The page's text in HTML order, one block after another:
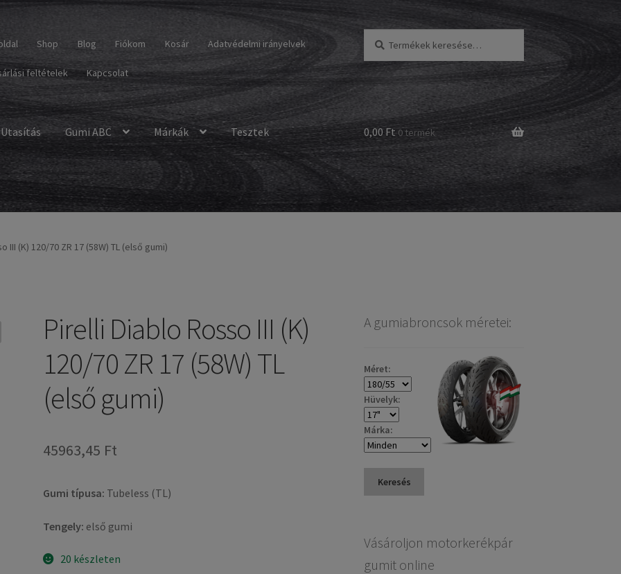
Shop Blog Fiókom Kosár Adatvédelmi irányelvek
feltételek Kapcsolat
következőre:
Utasítás Gumi ABC Márkák Tesztek 0,00 Ft 0 termék
III (K) 120/70 ZR 17 (58W) TL (első gumi)
Pirelli Diablo Rosso III (K)
120/70 ZR 17 (58W) TL
(első gumi)
45963,45 Ft
Gumi típusa: Tubeless (TL)
Tengely: első gumi
20 készleten
A gumiabroncsok méretei:
Méret:
Hüvelyk:
Márka:
Keresés
Vásároljon motorkerékpár
gumit online